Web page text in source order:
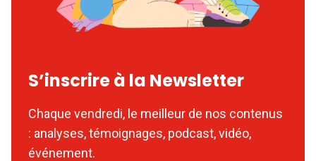
S’inscrire à la Newsletter
Chaque vendredi, le meilleur de nos contenus
: analyses, témoignages, podcast, vidéo,
événement.